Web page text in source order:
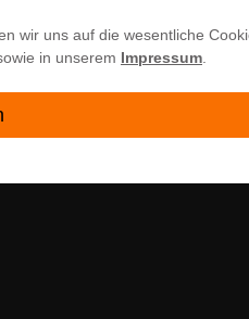
wir uns auf die wesentliche
in unserem Impressum
Versand & Zahlung
Fragen & Antworten